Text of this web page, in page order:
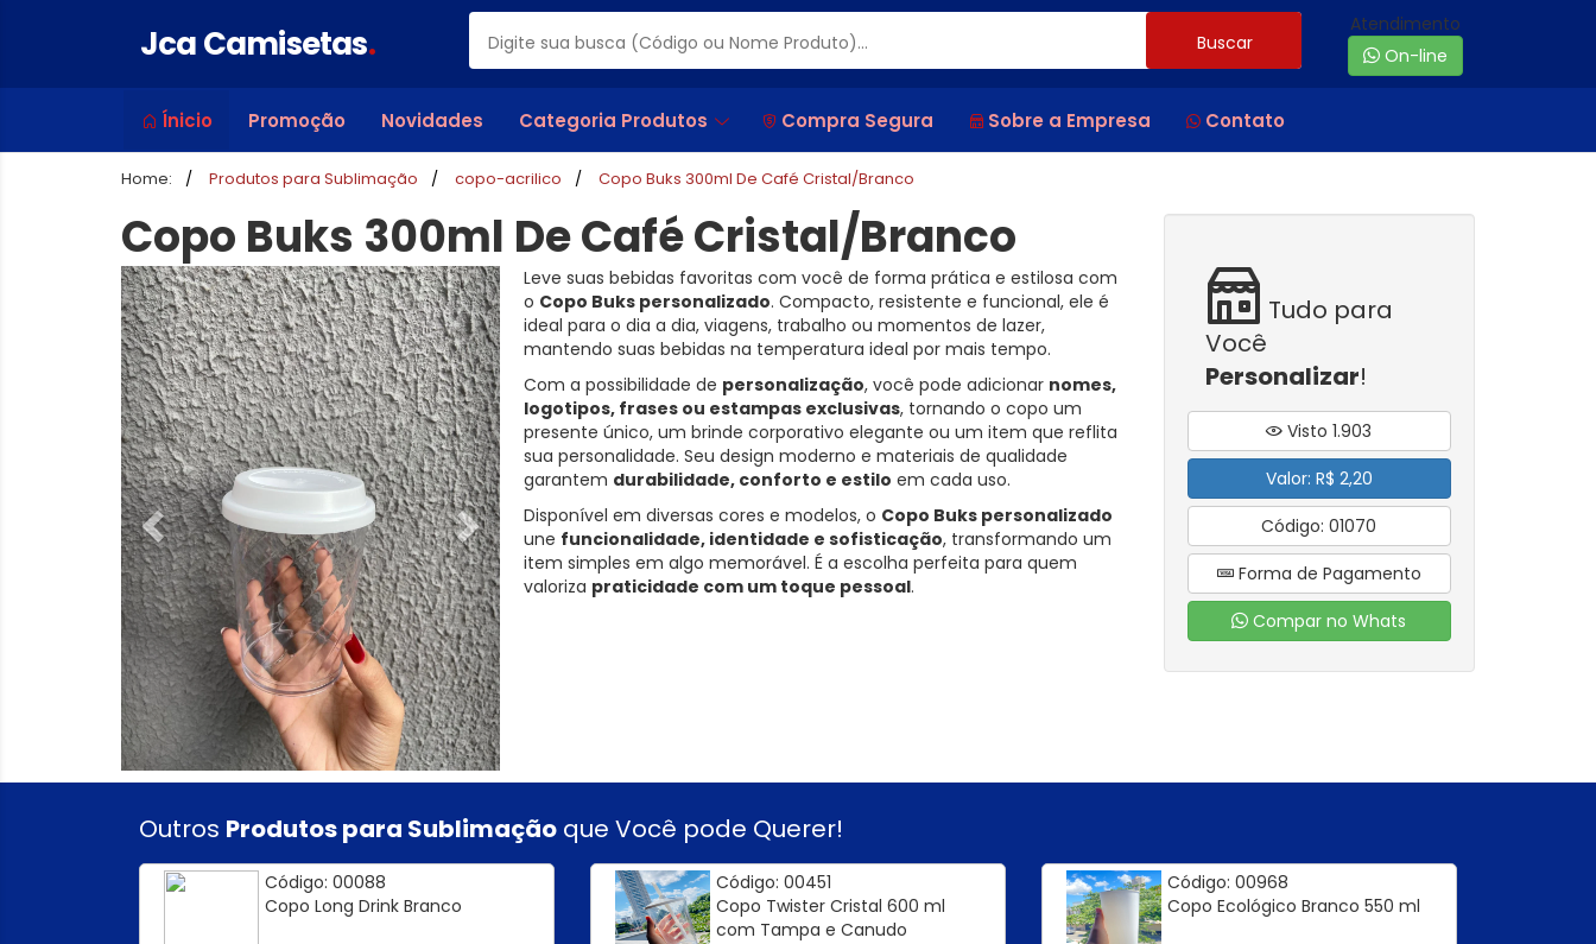
Jca Camisetas. Buscar
Atendimento
On-line
Ínicio Promoção Novidades Categoria Produtos Compra Segura Sobre a Empresa Contato
Home: Produtos para Sublimação copo-acrilico Copo Buks 300ml De Café Cristal/Branco
Copo Buks 300ml De Café Cristal/Branco
Leve suas bebidas favoritas com você de forma prática e estilosa com
o Copo Buks personalizado. Compacto, resistente e funcional, ele é
ideal para o dia a dia, viagens, trabalho ou momentos de lazer,
mantendo suas bebidas na temperatura ideal por mais tempo.
Com a possibilidade de personalização, você pode adicionar nomes,
logotipos, frases ou estampas exclusivas, tornando o copo um
presente único, um brinde corporativo elegante ou um item que reflita
sua personalidade. Seu design moderno e materiais de qualidade
garantem durabilidade, conforto e estilo em cada uso.
Disponível em diversas cores e modelos, o Copo Buks personalizado
une funcionalidade, identidade e sofisticação, transformando um
item simples em algo memorável. É a escolha perfeita para quem
valoriza praticidade com um toque pessoal.
Tudo para
Você
Personalizar!
Visto 1.903
Valor: R$ 2,20
Código: 01070
Forma de Pagamento
Compar no Whats
Outros Produtos para Sublimação que Você pode Querer!
Código: 00088
Copo Long Drink Branco
Código: 00451
Copo Twister Cristal 600 ml
com Tampa e Canudo
Código: 00968
Copo Ecológico Branco 550 ml